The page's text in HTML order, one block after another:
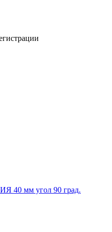
40 мм угол 90 град.